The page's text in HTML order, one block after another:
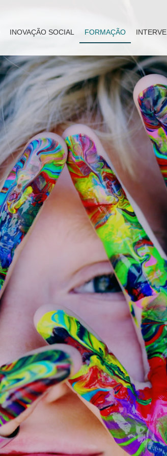
INOVAÇÃO SOCIAL FORMAÇÃO